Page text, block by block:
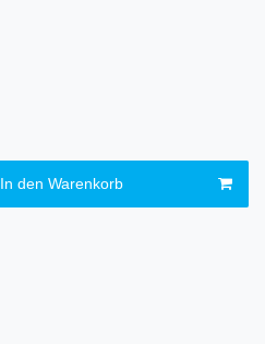
In den Warenkorb